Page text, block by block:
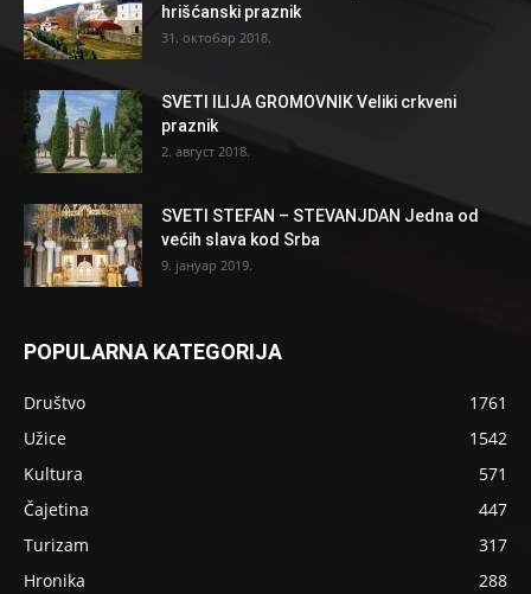
hrišćanski praznik
31. октобар 2018.
SVETI ILIJA GROMOVNIK Veliki crkveni
praznik
2. август 2018.
SVETI STEFAN – STEVANJDAN Jedna od
većih slava kod Srba
9. јануар 2019.
POPULARNA KATEGORIJA
Društvo
1761
Užice
1542
Kultura
571
Čajetina
447
Turizam
317
Hronika
288